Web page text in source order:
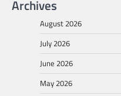
Archives
August 2026
July 2026
June 2026
May 2026